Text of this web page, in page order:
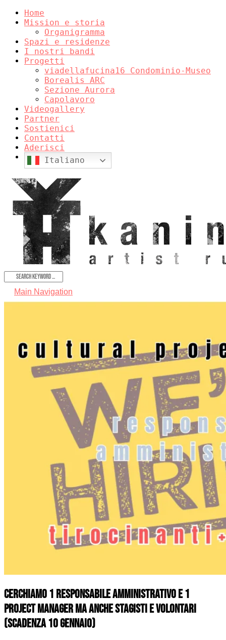
Skip
Home
Mission e storia
Organigramma
Spazi e residenze
I nostri bandi
Progetti
viadellafucina16 Condominio-Museo
Borealis ARC
Sezione Aurora
Capolavoro
Videogallery
Partner
Sostienici
Contatti
Aderisci
Italiano
Main Navigation
I nostri bandi
Progetti
Videogallery
Partner
Sostienici
Contatti
Aderisci
Cerchiamo 1 responsabile amministrativo e 1
project manager ma anche stagisti e volontari
(scadenza 10 gennaio)